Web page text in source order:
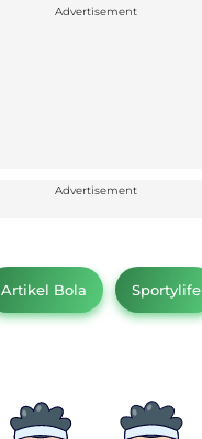
Advertisement
Advertisement
Artikel Bola Sportylife